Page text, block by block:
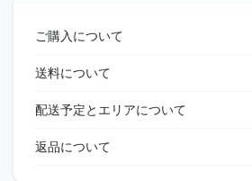
ご購入について
送料について
配送予定とエリアについて
返品について